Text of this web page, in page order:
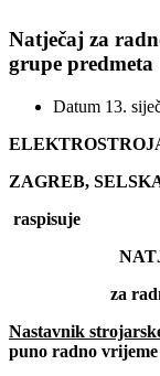
Natječaj za
grupe predmeta
Datum 13.
ZAGREB,
raspisuje
za radno
Nastavnik
puno radno